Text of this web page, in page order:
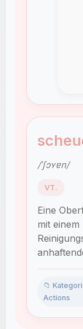
/ˈʃɔʏɐn/
VT.
Eine
mit
📁
Actions